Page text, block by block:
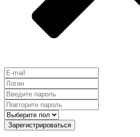
Зарегистрироваться